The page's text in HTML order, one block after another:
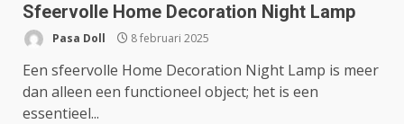
Sfeervolle Home Decoration Night Lamp
Pasa Doll 8 februari 2025
Een sfeervolle Home Decoration Night Lamp is meer
dan alleen een functioneel object; het is een
essentieel...